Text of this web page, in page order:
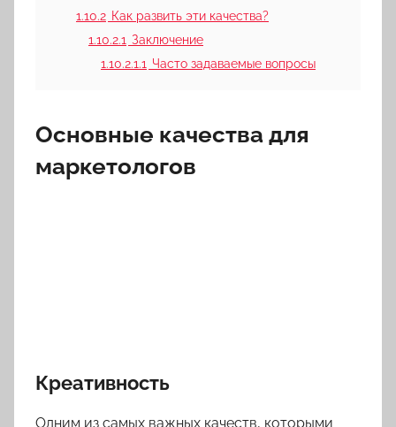
1.10.2 Как развить эти качества?
1.10.2.1 Заключение
1.10.2.1.1 Часто задаваемые вопросы
Основные качества для
маркетологов
Креативность
Одним из самых важных качеств, которыми